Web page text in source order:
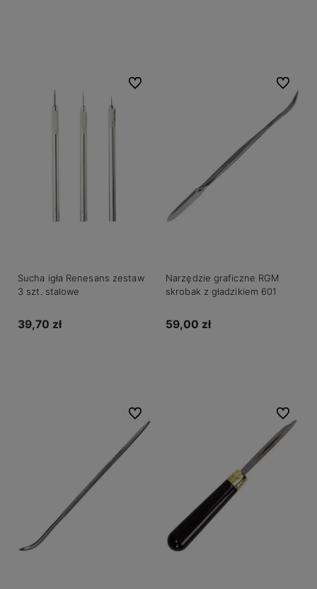
Sucha igła Renesans zestaw
3 szt. stalowe
39,70 zł
Do ulubionych
Narzędzie graficzne RGM
skrobak z gładzikiem 601
59,00 zł
Do
Do ulubionych Do